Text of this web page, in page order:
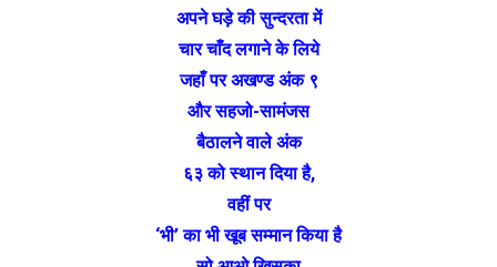
अपने घड़े की सुन्दरता में
चार चाँद लगाने के लिये
जहाँ पर अखण्ड अंक ९
और सहजो-सामंजस
बैठालने वाले अंक
६३ को स्थान दिया है,
वहीं पर
‘भी’ का भी खूब सम्मान किया है